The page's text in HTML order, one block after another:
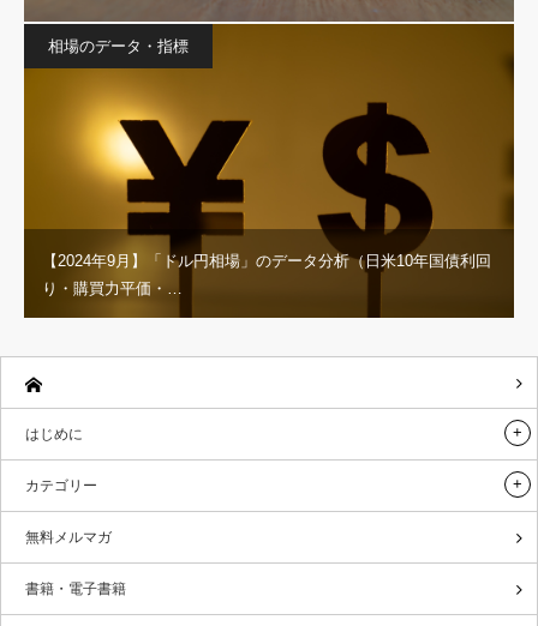
相場のデータ・指標
【2024年9月】「ドル円相場」のデータ分析（日米10年国債利回
り・購買力平価・…
はじめに
カテゴリー
無料メルマガ
書籍・電子書籍